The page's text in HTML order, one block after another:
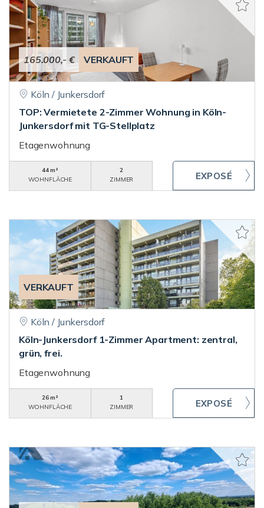
165.000,- € VERKAUFT
Köln / Junkersdorf
TOP: Vermietete 2-Zimmer Wohnung in Köln-
Junkersdorf mit TG-Stellplatz
Etagenwohnung
44 m²
WOHNFLÄCHE
2
ZIMMER
VERKAUFT
Köln / Junkersdorf
Köln-Junkersdorf 1-Zimmer Apartment: zentral,
grün, frei.
Etagenwohnung
26 m²
WOHNFLÄCHE
1
ZIMMER